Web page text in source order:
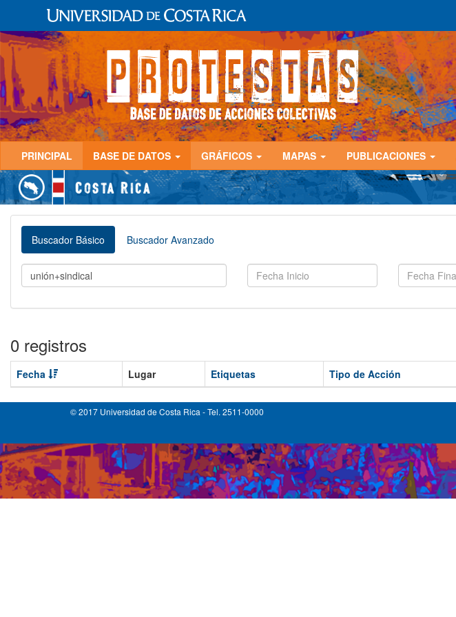
PRINCIPAL BASE DE DATOS GRÁFICOS MAPAS PUBLICACIONES
Buscador Básico Buscador Avanzado
0 registros
Fecha Lugar Etiquetas Tipo de Acción
© 2017 Universidad de Costa Rica - Tel. 2511-0000